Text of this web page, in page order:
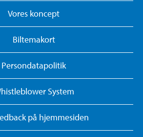
Vores koncept
Biltemakort
Persondatapolitik
System
på hjemmesiden